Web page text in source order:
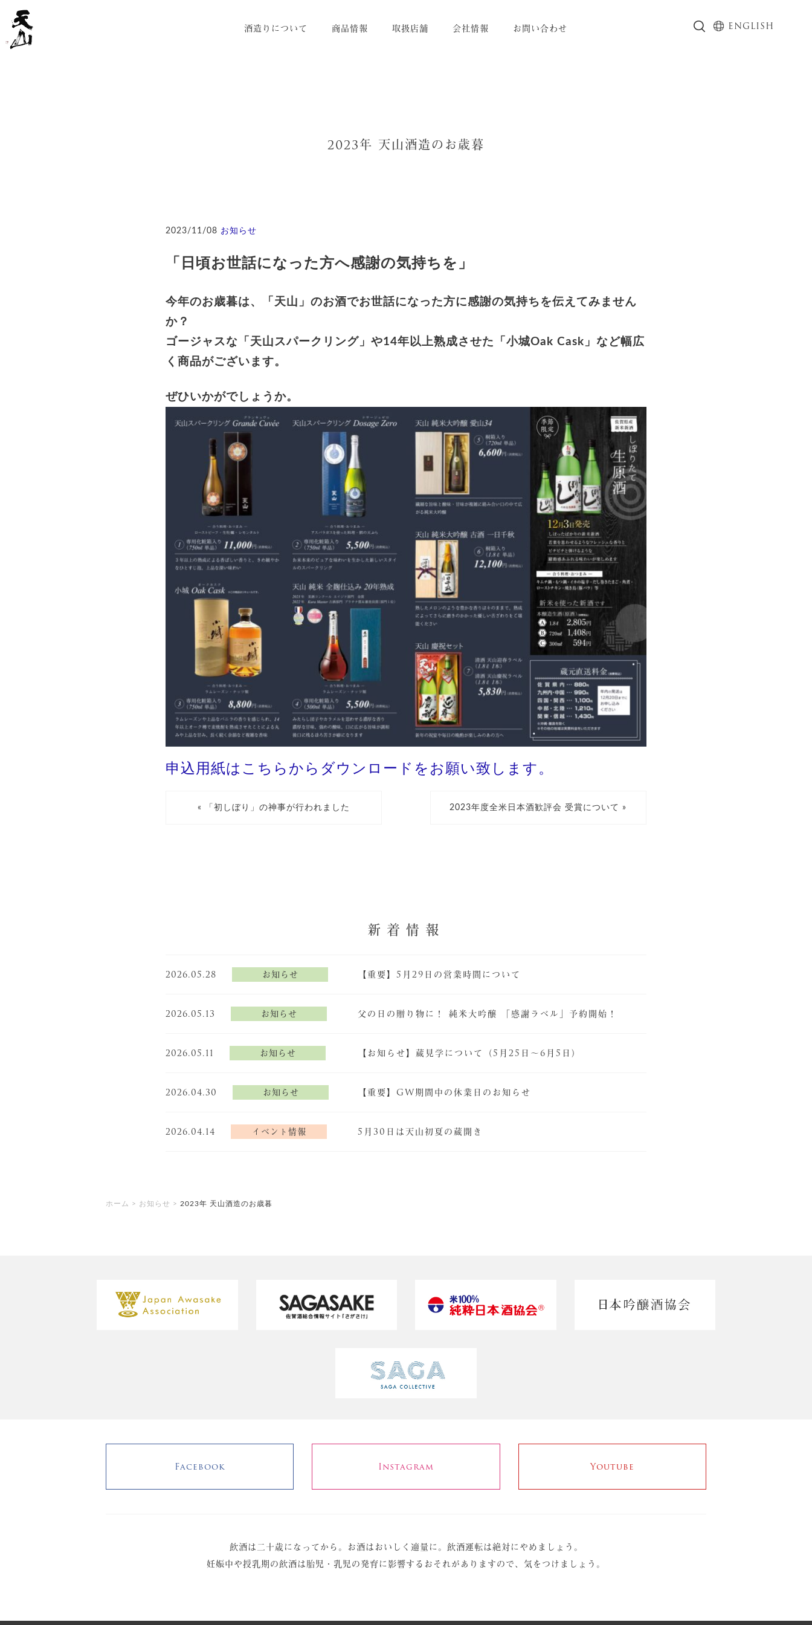
酒造りについて 商品情報 取扱店舗 会社情報 お問い合わせ ENGLISH
2023年 天山酒造のお歳暮
2023/11/08 お知らせ
「日頃お世話になった方へ感謝の気持ちを」
今年のお歳暮は、「天山」のお酒でお世話になった方に感謝の気持ちを伝えてみません
か？
ゴージャスな「天山スパークリング」や14年以上熟成させた「小城Oak Cask」など幅広
く商品がございます。
ぜひいかがでしょうか。
申込用紙はこちらからダウンロードをお願い致します。
« 「初しぼり」の神事が行われました 2023年度全米日本酒歓評会 受賞について »
新着情報
2026.05.28 お知らせ 【重要】5月29日の営業時間について
2026.05.13 お知らせ 父の日の贈り物に！ 純米大吟醸 「感謝ラベル」予約開始！
2026.05.11 お知らせ 【お知らせ】蔵見学について（5月25日～6月5日）
2026.04.30 お知らせ 【重要】GW期間中の休業日のお知らせ
2026.04.14 イベント情報 5月30日は天山初夏の蔵開き
ホーム > お知らせ > 2023年 天山酒造のお歳暮
Facebook Instagram Youtube
飲酒は二十歳になってから。お酒はおいしく適量に。 飲酒運転は絶対にやめましょう。
妊娠中や授乳期の飲酒は胎児・乳児の発育に影響するおそれがありますので、気をつけましょう。